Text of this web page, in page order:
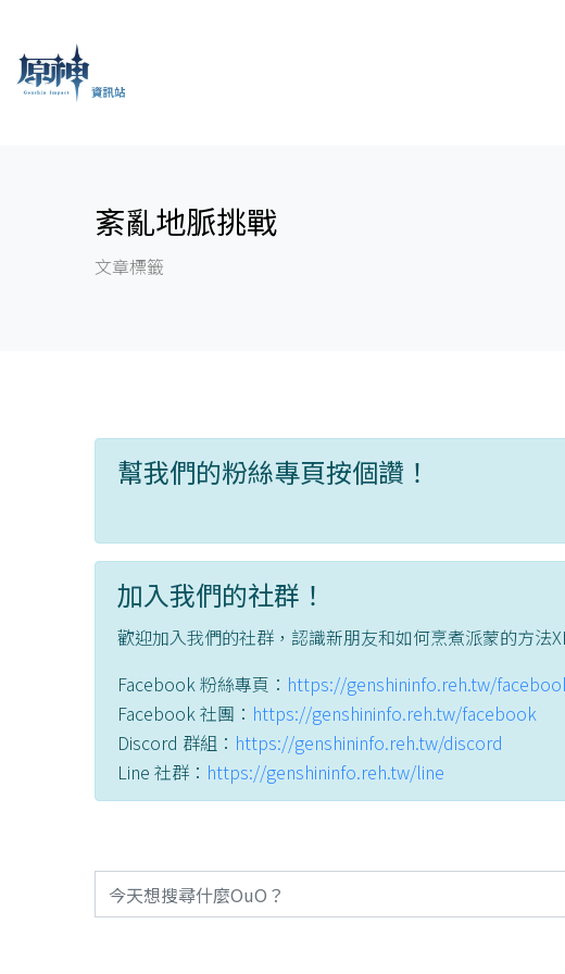
紊亂地脈挑戰
文章標籤
幫我們的粉絲專頁按個讚！
加入我們的社群！
歡迎加入我們的社群，認識新朋友和如何烹煮派蒙的方法
Facebook 粉絲專頁： https://genshininfo.reh.tw/
Facebook 社團： https://genshininfo.reh.tw/facebook
Discord 群組： https://genshininfo.reh.tw/discord
Line 社群： https://genshininfo.reh.tw/line